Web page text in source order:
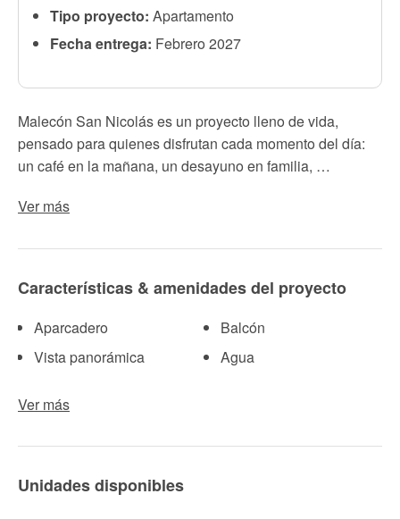
Tipo proyecto: Apartamento
Fecha entrega: Febrero 2027
Malecón San Nicolás es un proyecto lleno de vida,
pensado para quienes disfrutan cada momento del día:
un café en la mañana, un desayuno en familia, …
Ver más
Características & amenidades del proyecto
Aparcadero
Vista panorámica
Balcón
Agua
Ver más
Unidades disponibles